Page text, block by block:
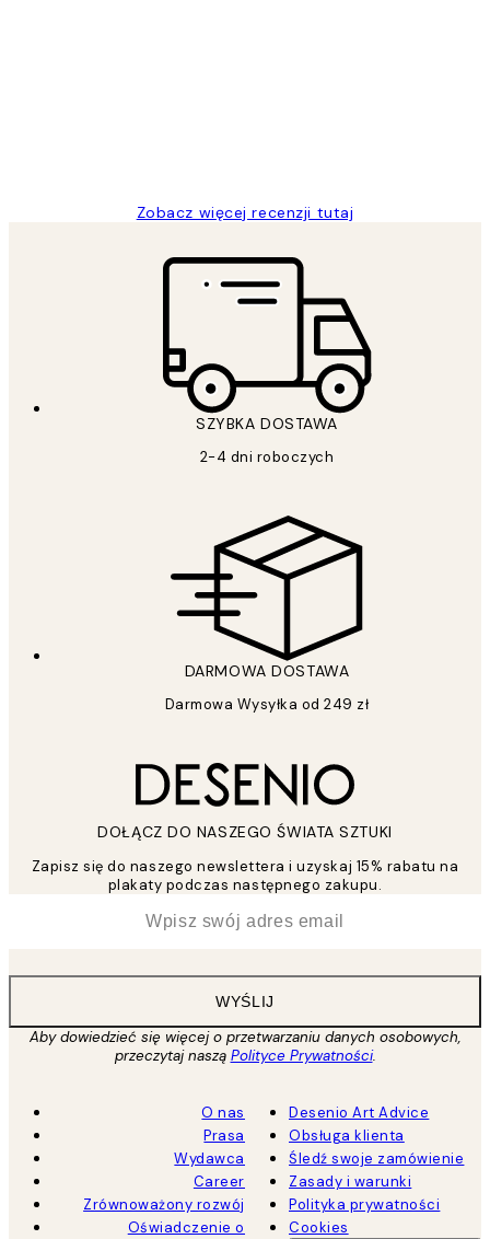
Zobacz więcej recenzji tutaj
SZYBKA DOSTAWA
2-4 dni roboczych
DARMOWA DOSTAWA
Darmowa Wysyłka od 249 zł
DOŁĄCZ DO NASZEGO ŚWIATA SZTUKI
Zapisz się do naszego newslettera i uzyskaj 15% rabatu na
plakaty podczas następnego zakupu.
WYŚLIJ
Aby dowiedzieć się więcej o przetwarzaniu danych osobowych,
przeczytaj naszą Polityce Prywatności.
O nas
Prasa
Wydawca
Career
Zrównoważony rozwój
Oświadczenie o
Desenio Art Advice
Obsługa klienta
Śledź swoje zamówienie
Zasady i warunki
Polityka prywatności
Cookies